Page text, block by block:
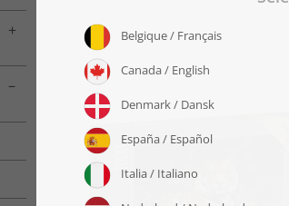
Toggle menu
Toggle menu